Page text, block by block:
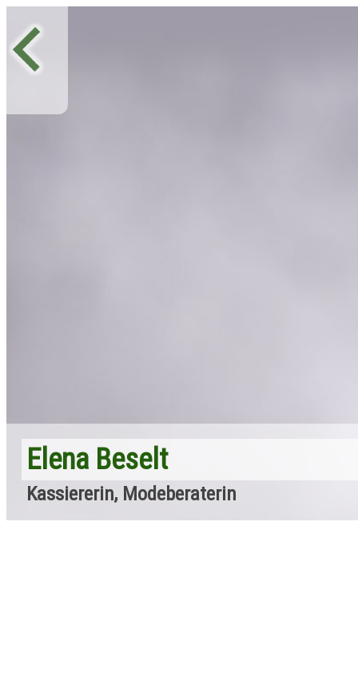
Elena Beselt
Kassiererin, Modeberaterin